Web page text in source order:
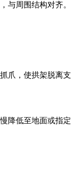
周围结构对齐。
爪，使拱架脱离支
降低至地面或指定